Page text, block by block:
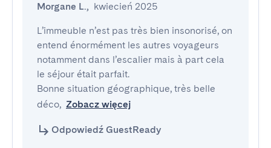
Morgane L., kwiecień 2025
L’immeuble n’est pas très bien insonorisé, on
entend énormément les autres voyageurs
notamment dans l’escalier mais à part cela
le séjour était parfait.
Bonne situation géographique, très belle
déco, Zobacz więcej
Odpowiedź GuestReady